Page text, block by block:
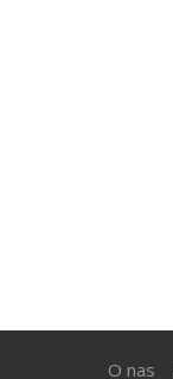
O nas